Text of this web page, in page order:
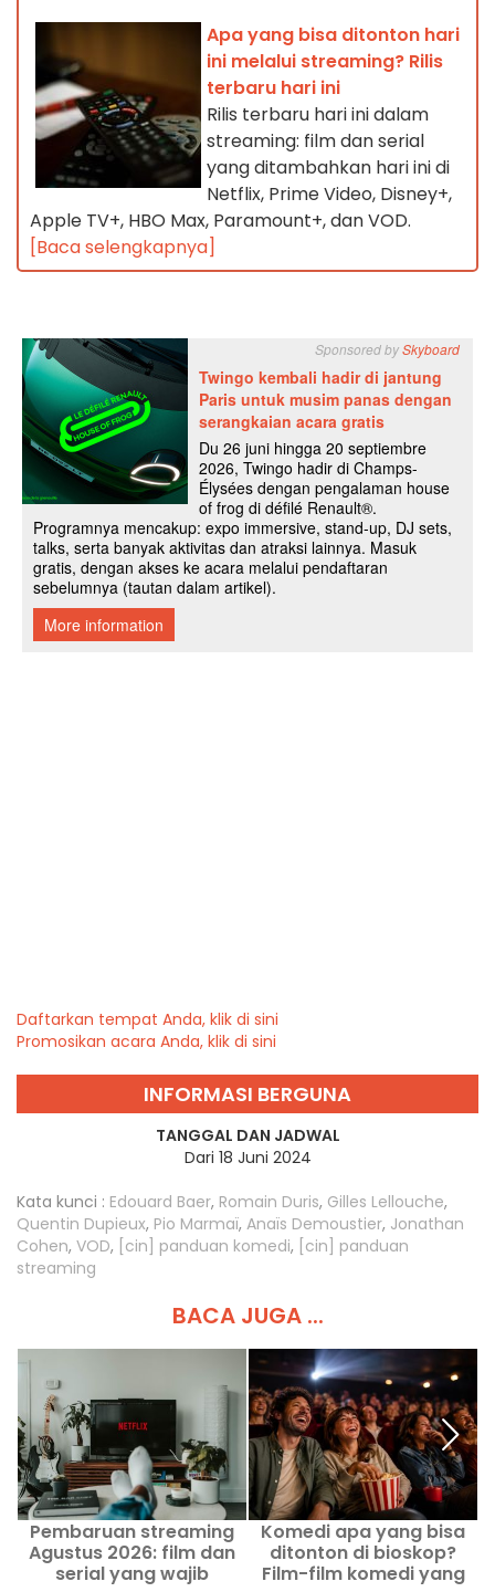
Apa yang bisa ditonton hari
ini melalui streaming? Rilis
terbaru hari ini
Rilis terbaru hari ini dalam
streaming: film dan serial
yang ditambahkan hari ini di
Netflix, Prime Video, Disney+,
Apple TV+, HBO Max, Paramount+, dan VOD.
[Baca selengkapnya]
Daftarkan tempat Anda, klik di sini
Promosikan acara Anda, klik di sini
INFORMASI BERGUNA
TANGGAL DAN JADWAL
Dari 18 Juni 2024
Kata kunci : Edouard Baer, Romain Duris, Gilles Lellouche,
Quentin Dupieux, Pio Marmaï, Anaïs Demoustier, Jonathan
Cohen, VOD, [cin] panduan komedi, [cin] panduan
streaming
BACA JUGA ...
Pembaruan streaming
Agustus 2026: film dan
serial yang wajib
Komedi apa yang bisa
ditonton di bioskop?
Film-film komedi yang